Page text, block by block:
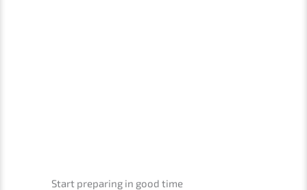
Start prepa­ring in good time